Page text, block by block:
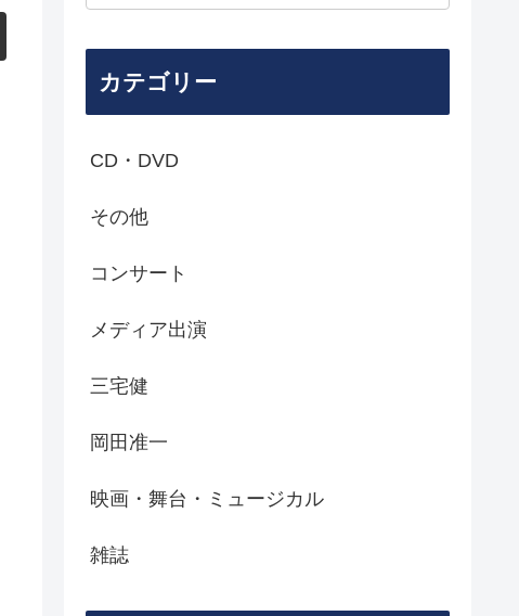
カテゴリー
CD・DVD
その他
コンサート
メディア出演
三宅健
岡田准一
映画・舞台・ミュージカル
雑誌